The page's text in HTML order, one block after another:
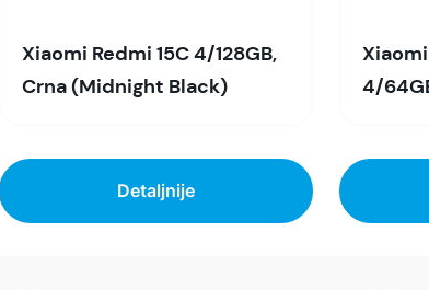
Xiaomi Redmi 15C 4/128GB,
Crna (Midnight Black)
4/
Detaljnije